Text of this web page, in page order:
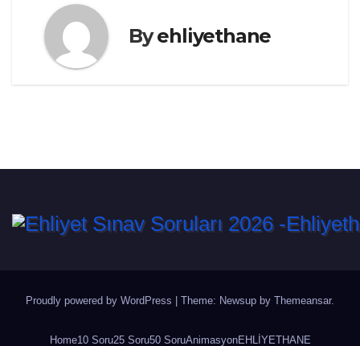
Byehliyethane
Proudly powered by WordPress Theme: Newsup by Themeansar.
Home10 Soru25 Soru50 SoruAnimasyonEHLİYETHANE